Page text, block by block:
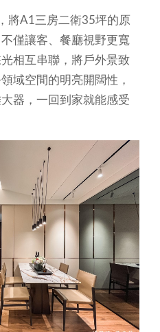
將A1三房二衛35坪的原
僅讓客、餐廳視野更寬
相互串聯，將戶外景致
域空間的明亮開闊性，
器，一回到家就能感受